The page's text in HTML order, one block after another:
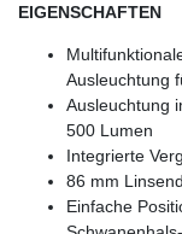
EIGENSCHAFTEN
Ausleuchtung
Ausleuchtung
500 Lumen
Integrierte
86 mm
Einfache